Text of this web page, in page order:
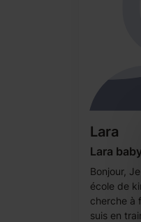
Lara
Lara
Bonjour,
école de
cherche à
suis en